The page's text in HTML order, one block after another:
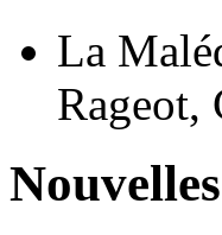
La
Rageot,